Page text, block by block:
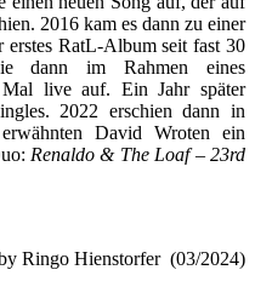
2016 kam es dann zu einer
RatL-Album seit fast 30
dann im Rahmen eines
Mal live auf. Ein Jahr später
2022 erschien dann in
David Wroten ein
Renaldo & The Loaf – 23rd
Ringo Hienstorfer (03/2024)